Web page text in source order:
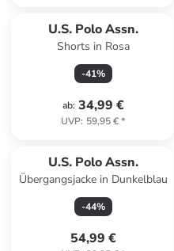
U.S. Polo Assn.
Shorts in Rosa
-41%
ab: 34,99 €
UVP: 59,95 €*
U.S. Polo Assn.
Übergangsjacke in Dunkelblau
-44%
54,99 €